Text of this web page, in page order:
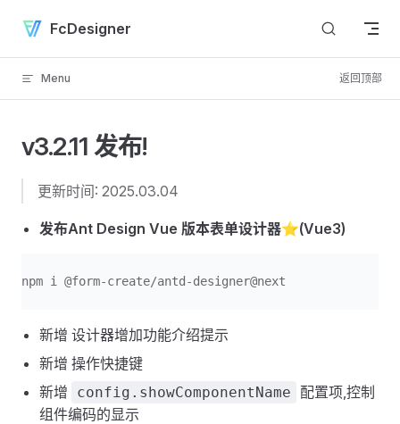
Skip to content
FcDesigner
Menu 返回顶部
v3.2.11 发布!
更新时间: 2025.03.04
发布Ant Design Vue 版本表单设计器⭐️(Vue3)
npm i @form-create/antd-designer@next
新增 设计器增加功能介绍提示
新增 操作快捷键
新增
config.showComponentName
配置项,控制
组件编码的显示